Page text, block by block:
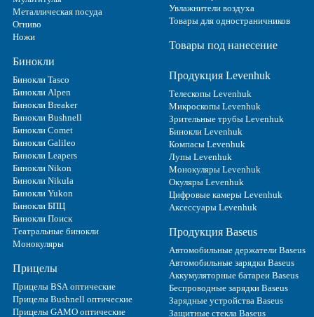
Металлическая посуда
Огниво
Ножи
Бинокли
Бинокли Tasco
Бинокли Alpen
Бинокли Breaker
Бинокли Bushnell
Бинокли Comet
Бинокли Galileo
Бинокли Leapers
Бинокли Nikon
Бинокли Nikula
Бинокли Yukon
Бинокли БПЦ
Бинокли Поиск
Театральные бинокли
Монокуляры
Прицелы
Прицелы BSA оптические
Прицелы Bushnell оптические
Прицелы GAMO оптические
Увлажнители воздуха
Товары для одностраничников
Товары под нанесение
Продукция Levenhuk
Телескопы Levenhuk
Микроскопы Levenhuk
Зрительные трубы Levenhuk
Бинокли Levenhuk
Компасы Levenhuk
Лупы Levenhuk
Монокуляры Levenhuk
Окуляры Levenhuk
Цифровые камеры Levenhuk
Аксессуары Levenhuk
Продукция Baseus
Автомобильные держатели Baseus
Автомобильные зарядки Baseus
Аккумуляторные батареи Baseus
Беспроводные зарядки Baseus
Зарядные устройства Baseus
Защитные стекла Baseus